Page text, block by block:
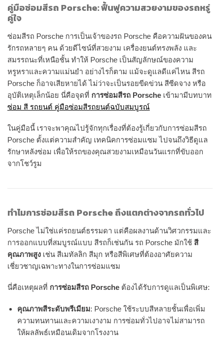
คู่มือซ่อมสีรถ Porsche: ฟื้นฟูความสวยงามของรถหรู่
คู่ใจ
ซ่อมสีรถ Porsche การเป็นเจ้าของรถ Porsche คือความฝันของคน
รักรถหลายๆ คน ด้วยดีไซน์ที่สวยงาม เครื่องยนต์ทรงพลัง และ
สมรรถนะที่เหนือชั้น ทำให้ Porsche เป็นสัญลักษณ์ของความ
หรูหราและความแม่นยำ อย่างไรก็ตาม แม้จะดูแลดีแค่ไหน สีรถ
Porsche ก็อาจเสียหายได้ ไม่ว่าจะเป็นรอยขีดข่วน สีซีดจาง หรือ
อุบัติเหตุเล็กน้อย นี่คือจุดที่ การซ่อมสีรถ Porsche เข้ามามีบทบาท
ซ่อม สี รถยนต์ คู่มือซ่อมสีรถยนต์ฉบับสมบูรณ์
ในคู่มือนี้ เราจะพาคุณไปรู้จักทุกเรื่องที่ต้องรู้เกี่ยวกับการซ่อมสีรถ
Porsche ตั้งแต่ความสำคัญ เทคนิคการซ่อมแซม ไปจนถึงวิธีดูแล
รักษาหลังซ่อม เพื่อให้รถของคุณสวยงามเหมือนวันแรกที่ขับออก
จากโชว์รูม
ทำไมการซ่อมสีรถ Porsche ถึงแตกต่างจากรถทั่วไป
Porsche ไม่ใช่แค่รถยนต์ธรรมดา แต่คือผลงานด้านวิศวกรรมและ
การออกแบบที่สมบูรณ์แบบ สีรถก็เช่นกัน รถ Porsche มักใช้ สี
คุณภาพสูง เช่น สีเมทัลลิก สีมุก หรือสีพิเศษที่ต้องอาศัยความ
เชี่ยวชาญเฉพาะทางในการซ่อมแซม
นี่คือเหตุผลที่ การซ่อมสีรถ Porsche ต้องได้รับการดูแลเป็นพิเศษ:
คุณภาพสีระดับพรีเมียม: Porsche ใช้ระบบสีหลายชั้นเพื่อเพิ่ม
ความทนทานและความเงางาม การซ่อมทั่วไปอาจไม่สามารถ
ให้ผลลัพธ์เหมือนเดิมจากโรงงาน